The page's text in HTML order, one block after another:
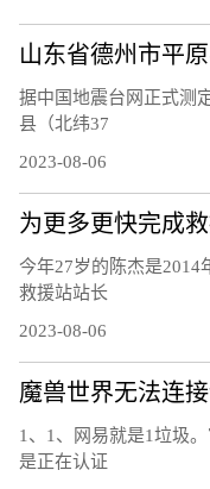
据中国地震台网正式测
县（北纬37
2023-08-06
为更多更快完成
今年27岁的陈杰是2014
救援站站长
2023-08-06
魔兽世界无法连
1、1、网易就是1垃圾
是正在认证